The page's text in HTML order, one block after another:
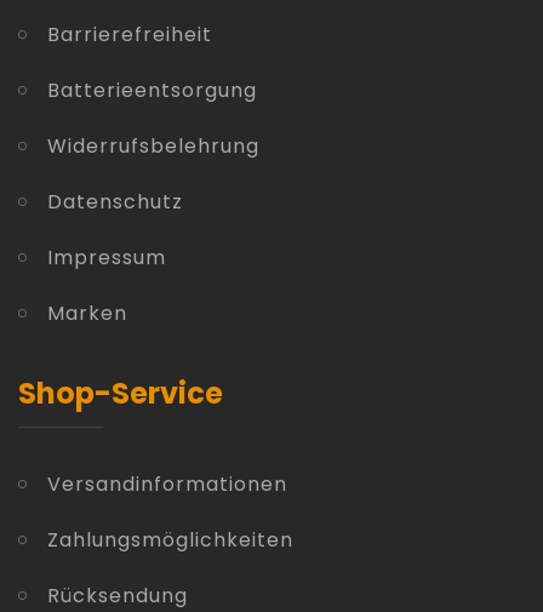
Barrierefreiheit
Batterieentsorgung
Widerrufsbelehrung
Datenschutz
Impressum
Marken
Shop-Service
Versandinformationen
Zahlungsmöglichkeiten
Rücksendung